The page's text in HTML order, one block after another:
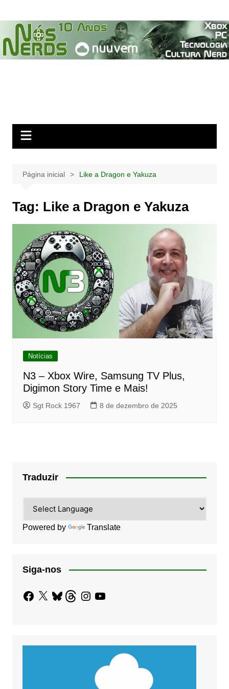
para
conteúdo
Página inicial Like a Dragon e Yakuza
Tag: Like a Dragon e Yakuza
Notícias
N3 – Xbox Wire, Samsung TV Plus,
Digimon Story Time e Mais!
Sgt Rock 1967 8 de dezembro de 2025
Traduzir
Powered by Translate
Siga-nos
Facebook
X BlueskyThreadsInstagram
YouTube